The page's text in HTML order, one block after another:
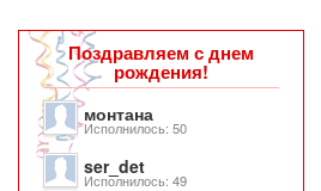
Поздравляем с днем
рождения!
монтана
Исполнилось: 50
ser_det
Исполнилось: 49